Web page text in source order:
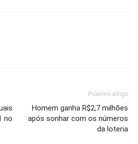
no
Próximo artigo
Homem ganha R$2,7 milhões
após sonhar com os números
da loteria